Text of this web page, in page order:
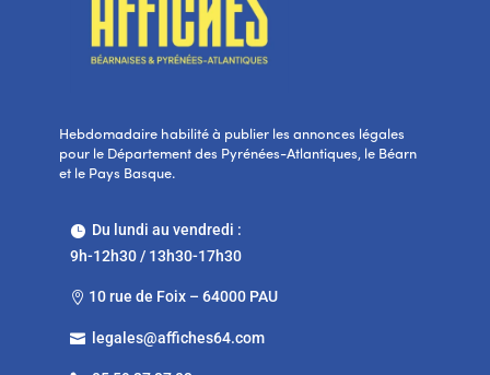
Hebdomadaire habilité à publier les annonces légales
pour le Département des Pyrénées-Atlantiques, le Béarn
et le Pays Basque.
Du lundi au vendredi :
9h-12h30 / 13h30-17h30
 10 rue de Foix – 64000 PAU
 legales@affiches64.com